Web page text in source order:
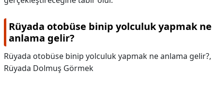
Rüyada otobüse binip yolculuk yapmak ne
anlama gelir?
Rüyada otobüse binip yolculuk yapmak ne anlama gelir?,
Rüyada Dolmuş Görmek